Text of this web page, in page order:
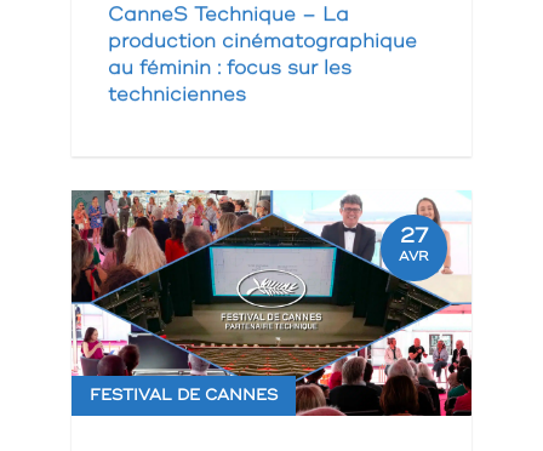
CanneS Technique – La
production cinématographique
au féminin : focus sur les
techniciennes
27
AVR
FESTIVAL DE CANNES